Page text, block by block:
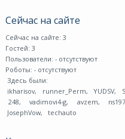
Сейчас на сайте
Сейчас на сайте: 3
Гостей: 3
Пользователи: - отсутствуют
Роботы: - отсутствуют
Здесь были:
ikharisov, runner_Perm, YUDSV,
248, vadimovi4-g, avzem,
JosephVow, techauto